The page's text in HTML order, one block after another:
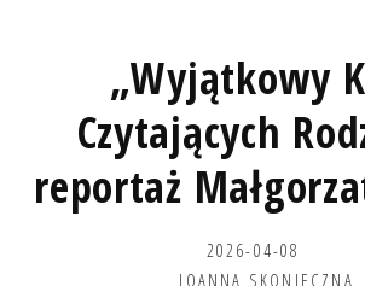
„Wyjątkowy
Czytających
reportaż
2026-04-08
JOANNA SKONIECZNA